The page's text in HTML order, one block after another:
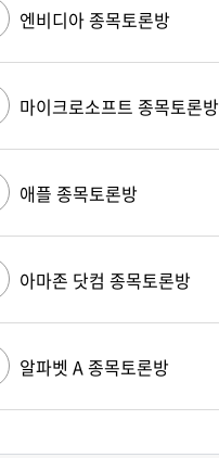
엔비디아 종목토론방
마이크로소프트 종목토론방
애플 종목토론방
아마존 닷컴 종목토론방
알파벳 A 종목토론방